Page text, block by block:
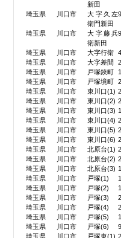
新田
埼玉県 川口市
大字久左
衛門新田
埼玉県 川口市
大字藤兵
衛新田
埼玉県 川口市 大字行衛
埼玉県
川口市 大字差間
埼玉県
川口市 戸塚鋏町
埼玉県
川口市 戸塚境町
埼玉県
川口市 東川口(1)
埼玉県
川口市 東川口(2)
埼玉県
川口市 東川口(3)
埼玉県
川口市 東川口(4)
埼玉県
川口市 東川口(5)
埼玉県
川口市 東川口(6)
埼玉県
川口市 北原台(1)
埼玉県
川口市 北原台(2)
埼玉県
川口市 北原台(3)
埼玉県
川口市 戸塚(1)
埼玉県
川口市 戸塚(2)
埼玉県
川口市 戸塚(3)
埼玉県
川口市 戸塚(4)
埼玉県
川口市 戸塚(5)
埼玉県
川口市 戸塚(6)
埼玉県
川口市 戸塚東(1)